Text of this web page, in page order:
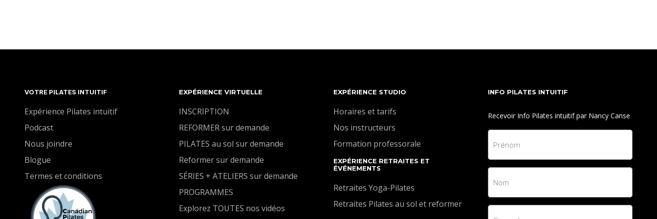
VOTRE PILATES INTUITIF
Expérience Pilates intuitif
Podcast
Nous joindre
Blogue
Termes et conditions
EXPÉRIENCE VIRTUELLE
INSCRIPTION
REFORMER sur demande
PILATES au sol sur demande
Reformer sur demande
SÉRIES + ATELIERS sur demande
PROGRAMMES
Explorez TOUTES nos vidéos
EXPÉRIENCE STUDIO
Horaires et tarifs
Nos instructeurs
Formation professorale
EXPÉRIENCE RETRAITES ET
ÉVÉNEMENTS
Retraites Yoga-Pilates
Retraites Pilates au sol et reformer
INFO PILATES INTUITIF
Recevoir Info Pilates intuitif par Nancy Canse